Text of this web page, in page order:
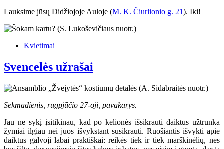
Lauksime jūsų Didžiojoje Auloje (M. K. Čiurlionio g. 21). Iki!
Kvietimai
Svencelės užrašai
Sekmadienis, rugpjūčio 27-oji, pavakarys.
Jau ne sykį įsitikinau, kad po kelionės išsikrauti daiktus užtrunka
žymiai ilgiau nei juos išvykstant susikrauti. Ruošiantis išvykti apie
daiktus galvoji labai praktiškai: reikės tiek ir tiek marškinėlių, nes